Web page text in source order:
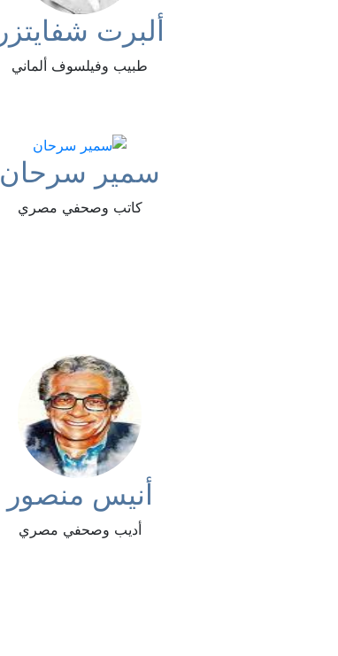
ألبرت شفايتزر
طبيب وفيلسوف ألماني
سمير سرحان
كاتب وصحفي مصري
أنيس منصور
أديب وصحفي مصري